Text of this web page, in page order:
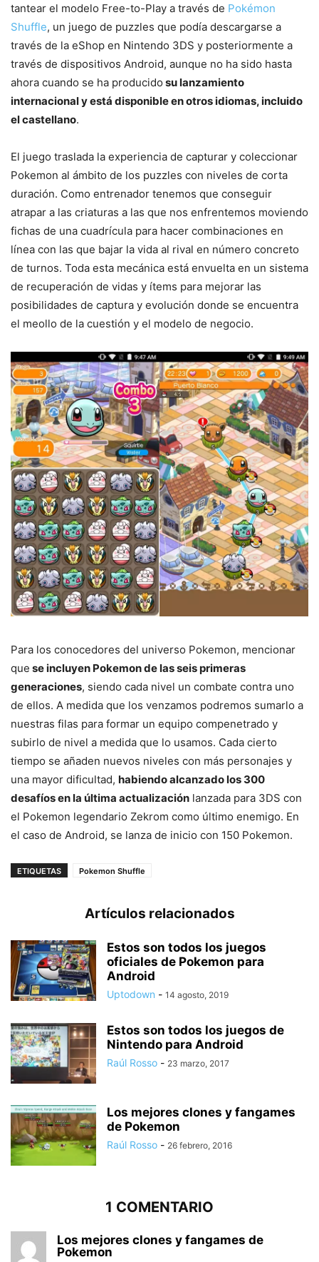
tantear el modelo Free-to-Play a través de Pokémon
Shuffle, un juego de puzzles que podía descargarse a
través de la eShop en Nintendo 3DS y posteriormente a
través de dispositivos Android, aunque no ha sido hasta
ahora cuando se ha producido su lanzamiento
internacional y está disponible en otros idiomas, incluido
el castellano.
El juego traslada la experiencia de capturar y coleccionar
Pokemon al ámbito de los puzzles con niveles de corta
duración. Como entrenador tenemos que conseguir
atrapar a las criaturas a las que nos enfrentemos moviendo
fichas de una cuadrícula para hacer combinaciones en
línea con las que bajar la vida al rival en número concreto
de turnos. Toda esta mecánica está envuelta en un sistema
de recuperación de vidas y ítems para mejorar las
posibilidades de captura y evolución donde se encuentra
el meollo de la cuestión y el modelo de negocio.
Para los conocedores del universo Pokemon, mencionar
que se incluyen Pokemon de las seis primeras
generaciones, siendo cada nivel un combate contra uno
de ellos. A medida que los venzamos podremos sumarlo a
nuestras filas para formar un equipo compenetrado y
subirlo de nivel a medida que lo usamos. Cada cierto
tiempo se añaden nuevos niveles con más personajes y
una mayor dificultad, habiendo alcanzado los 300
desafíos en la última actualización lanzada para 3DS con
el Pokemon legendario Zekrom como último enemigo. En
el caso de Android, se lanza de inicio con 150 Pokemon.
ETIQUETAS Pokemon Shuffle
Artículos relacionados
Estos son todos los juegos
oficiales de Pokemon para
Android
Uptodown - 14 agosto, 2019
Estos son todos los juegos de
Nintendo para Android
Raúl Rosso - 23 marzo, 2017
Los mejores clones y fangames
de Pokemon
Raúl Rosso - 26 febrero, 2016
1 COMENTARIO
Los mejores clones y fangames de
Pokemon